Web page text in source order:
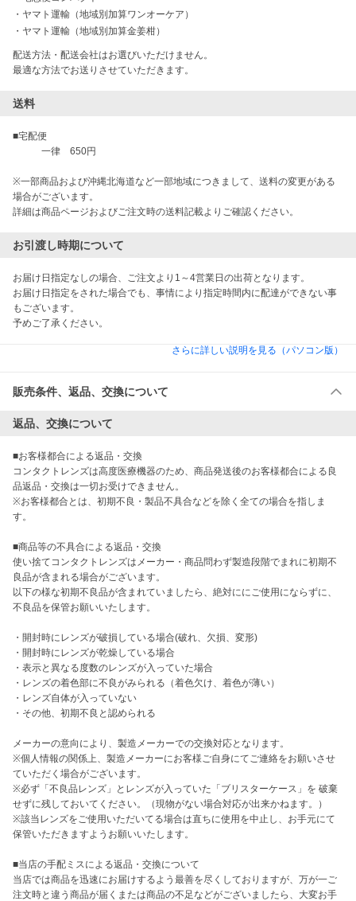
・ ヤマト運輸（地域別加算ワンオーケア）
・ ヤマト運輸（地域別加算金姜柑）
配送方法・配送会社はお選びいただけません。
送料
■宅配便
一律　650円
※一部商品および沖縄北海道など一部地域につきまして、送料の変更がある
場合がございます。
お引渡し時期について
お届け日指定なしの場合、ご注文より1～4営業日の出荷となります。
お届け日指定をされた場合でも、事情により指定時間内に配達ができない事
もございます。
予めご了承ください。
さらに詳しい説明を見る（パソコン版）
販売条件、返品、交換について
返品、交換について
■お客様都合による返品・交換
コンタクトレンズは高度医療機器のため、商品発送後のお客様都合による良
品返品・交換は一切お受けできません。
※お客様都合とは、初期不良・製品不具合などを除く全ての場合を指しま
す。
■商品等の不具合による返品・交換
使い捨てコンタクトレンズはメーカー・商品問わず製造段階でまれに初期不
良品が含まれる場合がございます。
以下の様な初期不良品が含まれていましたら、絶対ににご使用にならずに、
不良品を保管お願いいたします。
・開封時にレンズが破損している場合(破れ、欠損、変形)
・開封時にレンズが乾燥している場合
・表示と異なる度数のレンズが入っていた場合
・レンズの着色部に不良がみられる（着色欠け、着色が薄い）
・レンズ自体が入っていない
・その他、初期不良と認められる
メーカーの意向により、製造メーカーでの交換対応となります。
※個人情報の関係上、製造メーカーにお客様ご自身にてご連絡をお願いさせ
ていただく場合がございます。
※必ず「不良品レンズ」とレンズが入っていた「ブリスターケース」を 破棄
せずに残しておいてください。（現物がない場合対応が出来かねます。）
※該当レンズをご使用いただいてる場合は直ちに使用を中止し、お手元にて
保管いただきますようお願いいたします。
■当店の手配ミスによる返品・交換について
当店では商品を迅速にお届けするよう最善を尽くしておりますが、万が一ご
注文時と違う商品が届くまたは商品の不足などがございましたら、大変お手